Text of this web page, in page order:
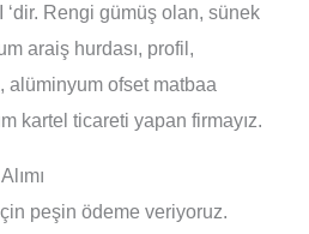
Rengi gümüş olan, sünek
araiş hurdası, profil,
alüminyum ofset matbaa
kartel ticareti yapan firmayız.
peşin ödeme veriyoruz.